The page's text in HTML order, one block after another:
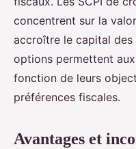
concentrent sur la
accroître le capital des
options permettent
fonction de leurs
préférences fiscales.
Avantages et